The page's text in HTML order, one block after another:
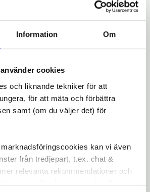
Information Om
cookies
och liknande tekniker för att
för att mäta och förbättra
samt (om du väljer det) för
kan vi även
från tredjepart, t.ex. chat &
relevanta rekommendationer och
Ø4 mm
Stålkabel med textilöverdrag
Perfekt för stadscykling och
Kättinglås får du pålitligt
både när du är ute på en